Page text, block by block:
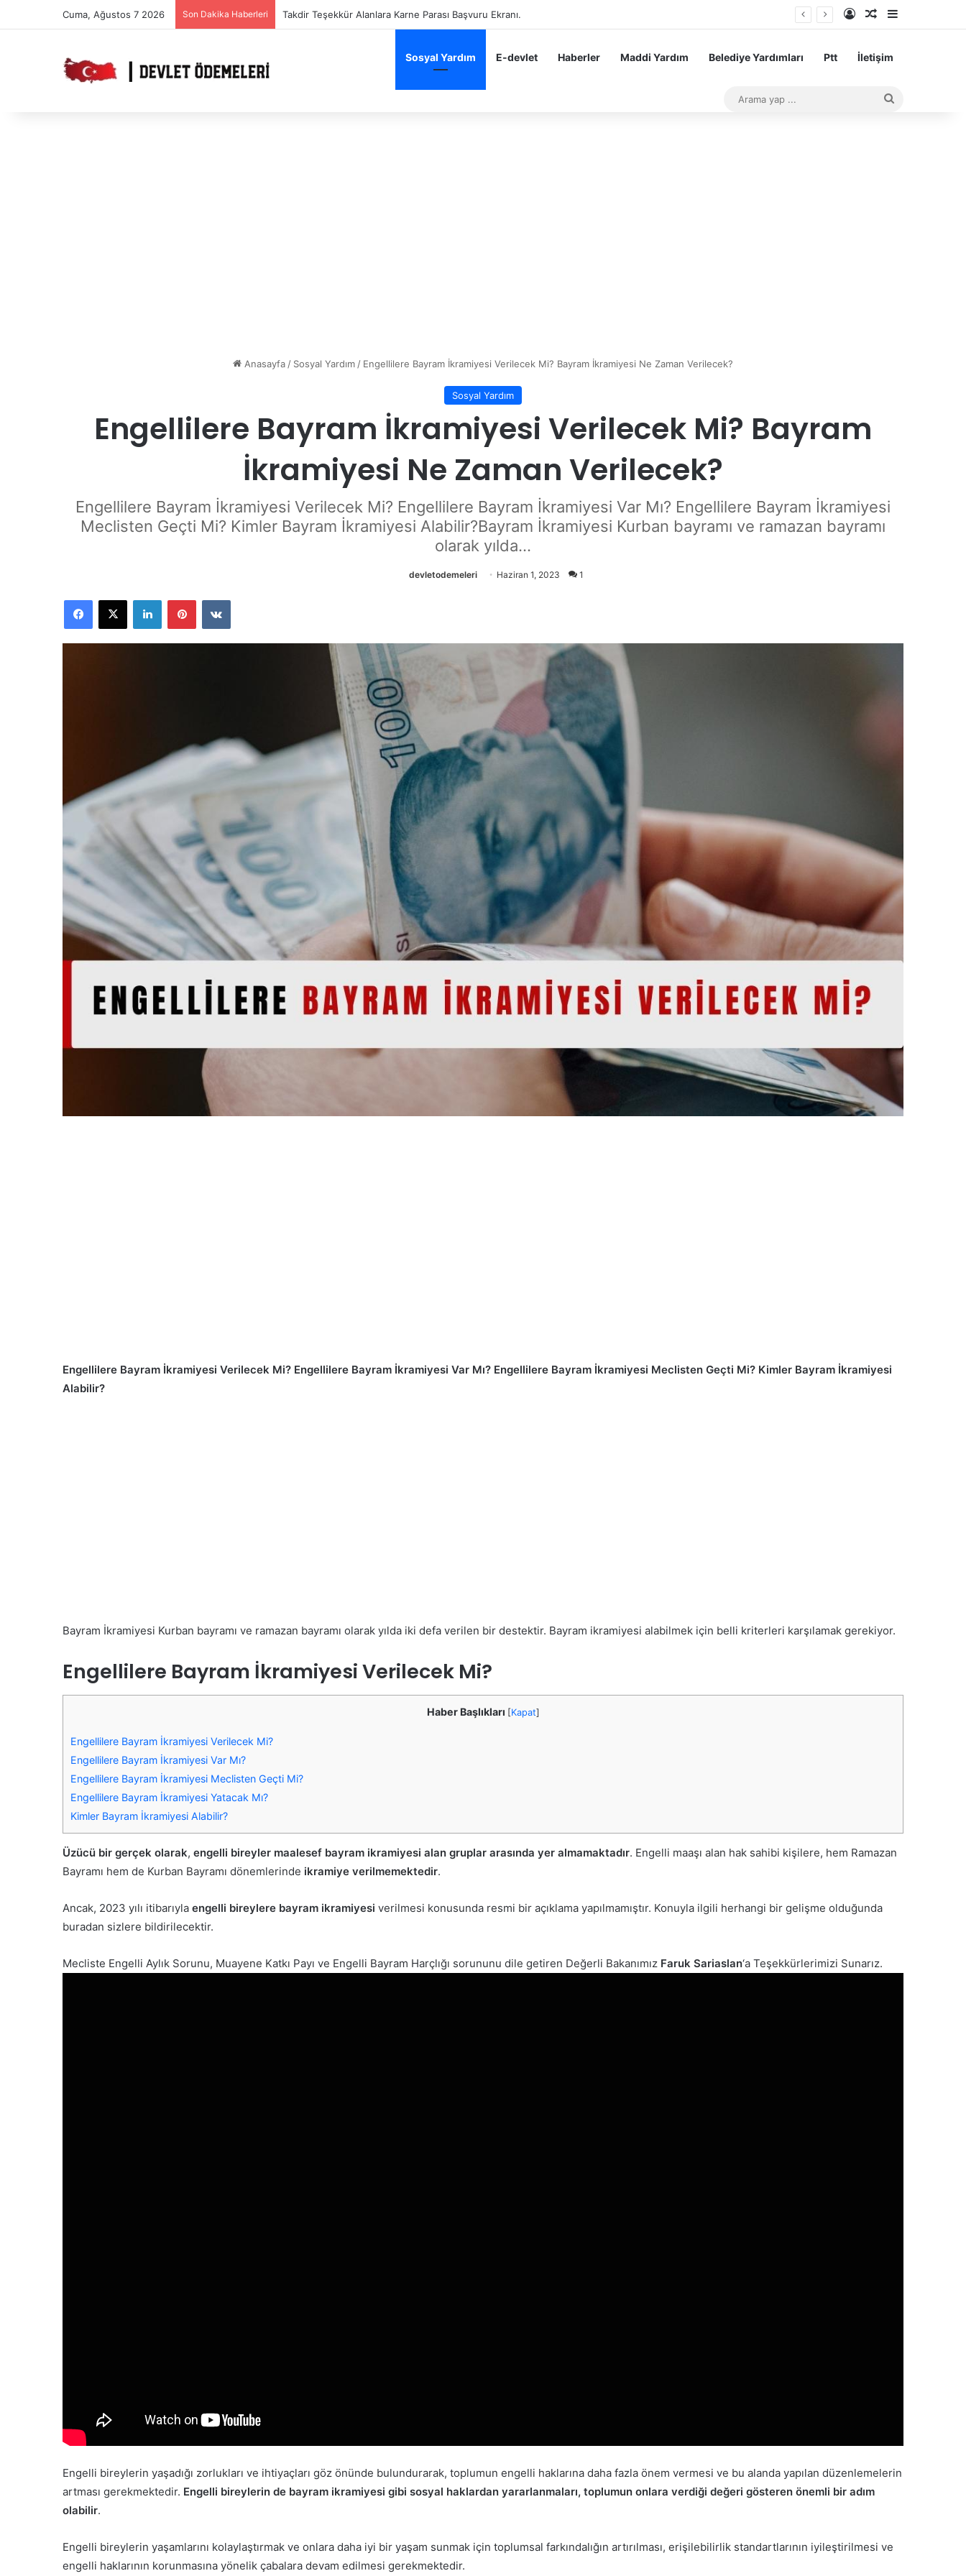
Cuma, Ağustos 7 2026 Son Dakika Haberleri Takdir Teşekkür Alanlara Karne Parası Başvuru Ekranı. Kayıt OlRastgele Makale
Sosyal Yardım E-devlet Haberler Maddi Yardım Belediye Yardımları Ptt İletişim
Anasayfa / Sosyal Yardım / Engellilere Bayram İkramiyesi Verilecek Mi? Bayram İkramiyesi Ne Zaman Verilecek?
Sosyal Yardım
Engellilere Bayram İkramiyesi Verilecek Mi? Bayram
İkramiyesi Ne Zaman Verilecek?
Engellilere Bayram İkramiyesi Verilecek Mi? Engellilere Bayram İkramiyesi Var Mı? Engellilere Bayram İkramiyesi
Meclisten Geçti Mi? Kimler Bayram İkramiyesi Alabilir?Bayram İkramiyesi Kurban bayramı ve ramazan bayramı
olarak yılda...
devletodemeleri Haziran 1, 2023 1
Engellilere Bayram İkramiyesi Verilecek Mi? Engellilere Bayram İkramiyesi Var Mı? Engellilere Bayram İkramiyesi Meclisten Geçti Mi? Kimler Bayram İkramiyesi
Alabilir?
Bayram İkramiyesi Kurban bayramı ve ramazan bayramı olarak yılda iki defa verilen bir destektir. Bayram ikramiyesi alabilmek için belli kriterleri karşılamak gerekiyor.
Engellilere Bayram İkramiyesi Verilecek Mi?
Haber Başlıkları [Kapat]
Engellilere Bayram İkramiyesi Verilecek Mi?
Engellilere Bayram İkramiyesi Var Mı?
Engellilere Bayram İkramiyesi Meclisten Geçti Mi?
Engellilere Bayram İkramiyesi Yatacak Mı?
Kimler Bayram İkramiyesi Alabilir?
Üzücü bir gerçek olarak, engelli bireyler maalesef bayram ikramiyesi alan gruplar arasında yer almamaktadır. Engelli maaşı alan hak sahibi kişilere, hem Ramazan
Bayramı hem de Kurban Bayramı dönemlerinde ikramiye verilmemektedir.
Ancak, 2023 yılı itibarıyla engelli bireylere bayram ikramiyesi verilmesi konusunda resmi bir açıklama yapılmamıştır. Konuyla ilgili herhangi bir gelişme olduğunda
buradan sizlere bildirilecektir.
Mecliste Engelli Aylık Sorunu, Muayene Katkı Payı ve Engelli Bayram Harçlığı sorununu dile getiren Değerli Bakanımız Faruk Sariaslan‘a Teşekkürlerimizi Sunarız.
Engelli bireylerin yaşadığı zorlukları ve ihtiyaçları göz önünde bulundurarak, toplumun engelli haklarına daha fazla önem vermesi ve bu alanda yapılan düzenlemelerin
artması gerekmektedir. Engelli bireylerin de bayram ikramiyesi gibi sosyal haklardan yararlanmaları, toplumun onlara verdiği değeri gösteren önemli bir adım
olabilir.
Engelli bireylerin yaşamlarını kolaylaştırmak ve onlara daha iyi bir yaşam sunmak için toplumsal farkındalığın artırılması, erişilebilirlik standartlarının iyileştirilmesi ve
engelli haklarının korunmasına yönelik çabalara devam edilmesi gerekmektedir.